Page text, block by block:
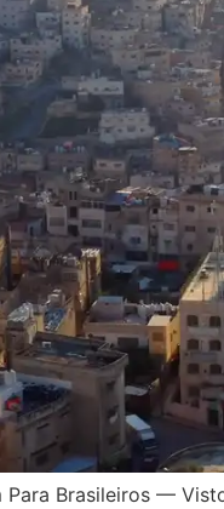
Brasileiros —